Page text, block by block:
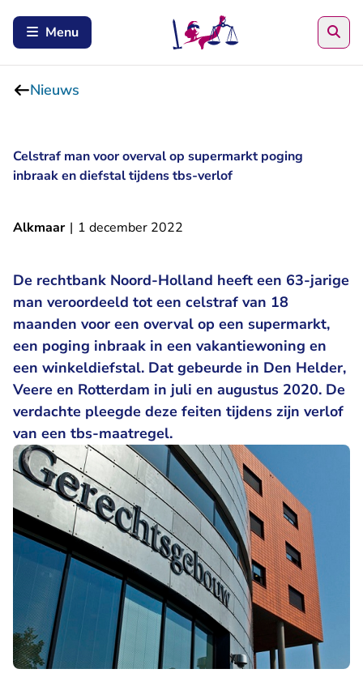
Menu
Nieuws
Celstraf man voor overval op supermarkt poging
inbraak en diefstal tijdens tbs-verlof
Alkmaar | 1 december 2022
De rechtbank Noord-Holland heeft een 63-jarige
man veroordeeld tot een celstraf van 18
maanden voor een overval op een supermarkt,
een poging inbraak in een vakantiewoning en
een winkeldiefstal. Dat gebeurde in Den Helder,
Veere en Rotterdam in juli en augustus 2020. De
verdachte pleegde deze feiten tijdens zijn verlof
van een tbs-maatregel.